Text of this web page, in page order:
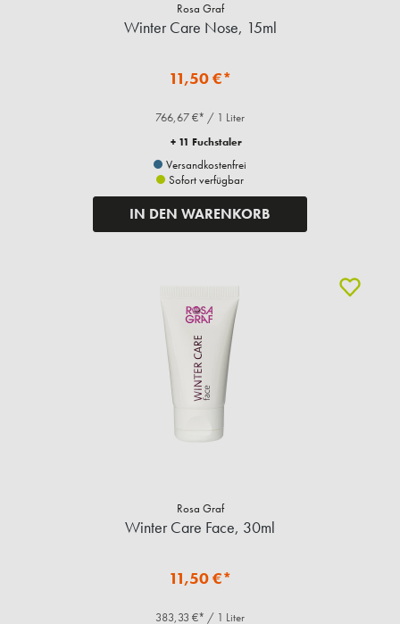
Rosa Graf
Winter Care Nose, 15ml
11,50 €*
766,67 €* / 1 Liter
+ 11 Fuchstaler
Versandkostenfrei
Sofort verfügbar
IN DEN WARENKORB
Rosa Graf
Winter Care Face, 30ml
11,50 €*
383,33 €* / 1 Liter